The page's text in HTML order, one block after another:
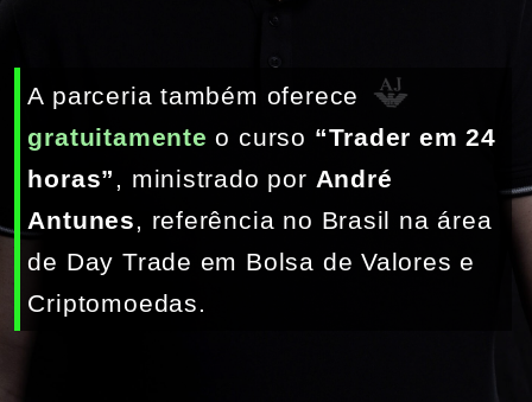
gratuitamente o curso “Trader em 24
horas” , ministrado por André
Antunes, referência no Brasil na área
de Day Trade em Bolsa de Valores e
Criptomoedas.